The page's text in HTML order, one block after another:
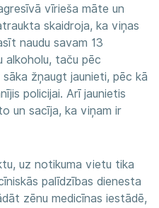
vīrieša māte un
skaidroja, ka viņas
naudu savam 13
alkoholu, taču pēc
žņaugt jaunieti, pēc kā
policijai. Arī jaunietis
un sacīja, ka viņam ir
uz notikuma vietu tika
palīdzības dienesta
zēnu medicīnas iestādē,